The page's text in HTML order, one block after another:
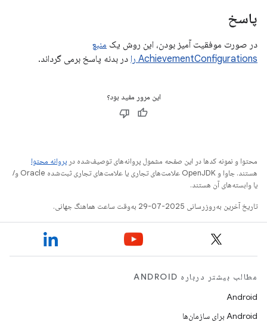
پاسخ
در صورت موفقیت آمیز بودن، این روش یک منبع
AchievementConfigurations را
در بدنه پاسخ برمی گرداند.
این مرور مفید بود؟
محتوا و نمونه کدها در این صفحه مشمول پروانه‌های توصیف‌شده در پروانه محتوا
هستند. جاوا و OpenJDK علامت‌های تجاری یا علامت‌های تجاری ثبت‌شده Oracle و/
یا وابسته‌های آن هستند.
تاریخ آخرین به‌روزرسانی 2025-07-29 به‌وقت ساعت هماهنگ جهانی.
مطالب بیشتر درباره ANDROID
Android
Android برای سازمان‌ها